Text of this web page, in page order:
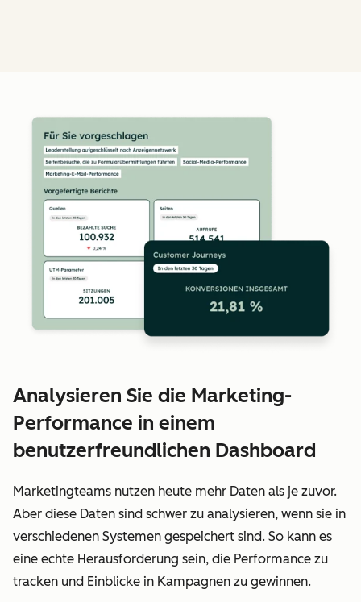
Analysieren Sie die Marketing-
Performance in einem
benutzerfreundlichen Dashboard
Marketingteams nutzen heute mehr Daten als je zuvor.
Aber diese Daten sind schwer zu analysieren, wenn sie in
verschiedenen Systemen gespeichert sind. So kann es
eine echte Herausforderung sein, die Performance zu
tracken und Einblicke in Kampagnen zu gewinnen.